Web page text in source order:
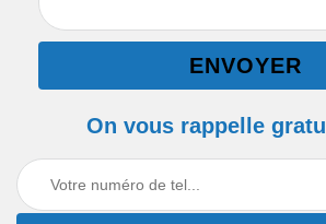
On vous rappelle